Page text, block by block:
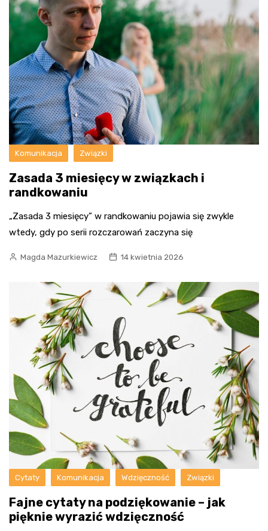
Komunikacja Związki
Zasada 3 miesięcy w związkach i
randkowaniu
„Zasada 3 miesięcy” w randkowaniu pojawia się zwykle
wtedy, gdy po serii rozczarowań zaczyna się
Magda Mazurkiewicz 14 kwietnia 2026
Cytaty Komunikacja Wdzięczność Związki
Fajne cytaty na podziękowanie – jak
pięknie wyrazić wdzięczność